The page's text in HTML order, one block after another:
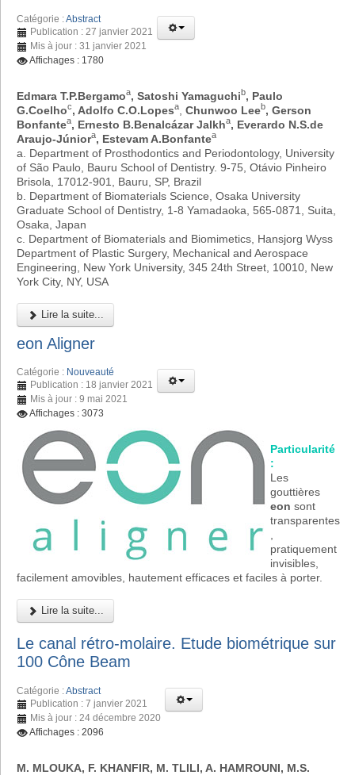
Catégorie :Abstract
Publication : 27 janvier 2021
Mis à jour : 31 janvier 2021
Affichages : 1780
Edmara T.P.Bergamoa, Satoshi Yamaguchib, Paulo
G.Coelhoc, Adolfo C.O.Lopesa Chunwoo Leeb, Gerson
Bonfantea, Ernesto B.Benalcázar Jalkha, Everardo N.S.de
Araujo-Júniora, Estevam A.Bonfantea
a. Department of Prosthodontics and Periodontology, University
of São Paulo, Bauru School of Dentistry. 9-75, Otávio Pinheiro
Brisola, 17012-901, Bauru, SP, Brazil
b. Department of Biomaterials Science, Osaka University
Graduate School of Dentistry, 1-8 Yamadaoka, 565-0871, Suita,
Osaka, Japan
c. Department of Biomaterials and Biomimetics, Hansjorg Wyss
Department of Plastic Surgery, Mechanical and Aerospace
Engineering, New York University, 345 24th Street, 10010, New
York City, NY, USA
Lire la suite...
eon Aligner
Catégorie : Nouveauté
Publication : 18 janvier 2021
Mis à jour : 9 mai 2021
Affichages : 3073
Particularité
:
Les
gouttières
eon sont
transparentes
,
pratiquement
invisibles,
facilement amovibles, hautement efficaces et faciles à porter.
Lire la suite...
Le canal rétro-molaire. Etude biométrique sur
100 Cône Beam
Catégorie :Abstract
Publication : 7 janvier 2021
Mis à jour : 24 décembre 2020
Affichages : 2096
M. MLOUKA, F. KHANFIR, M. TLILI, A. HAMROUNI, M.S.